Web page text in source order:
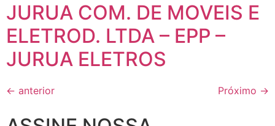
JURUA COM. DE MOVEIS E
ELETROD. LTDA – EPP –
JURUA ELETROS
← anterior Próximo →